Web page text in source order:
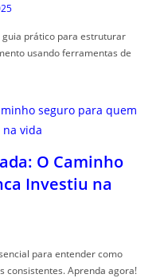
guia prático para estruturar
usando ferramentas de
O Caminho
Investiu na
para entender como
consistentes. Aprenda agora!